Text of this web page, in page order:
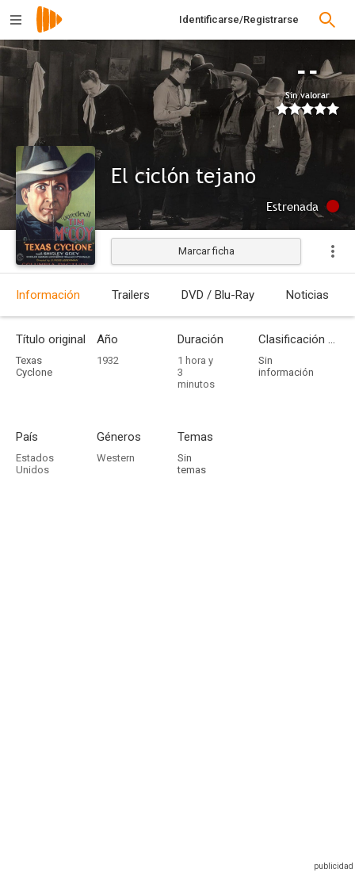
Identificarse/Registrarse
--
Sin valorar
El ciclón tejano
Estrenada
Marcar ficha
Información Trailers DVD / Blu-Ray Noticias
Título original
Texas
Cyclone
Año
1932
Duración
1 hora y
3
minutos
Clasificación por edades
Sin
información
País
Estados
Unidos
Géneros
Western
Temas
Sin
temas